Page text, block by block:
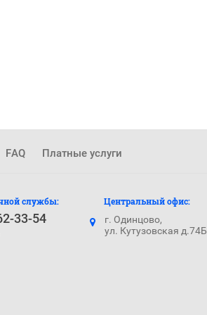
FAQ Платные услуги
службы:
33-54
Центральный офис:
г. Одинцово,
ул. Кутузовская д.74Б